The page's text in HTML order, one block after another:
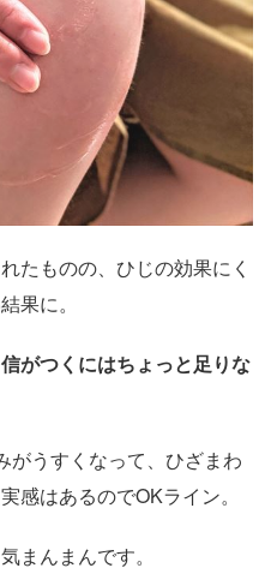
たものの、ひじの効果にく
果に。
がつくにはちょっと足りな
がうすくなって、ひざまわ
感はあるのでOKライン。
まんまんです。